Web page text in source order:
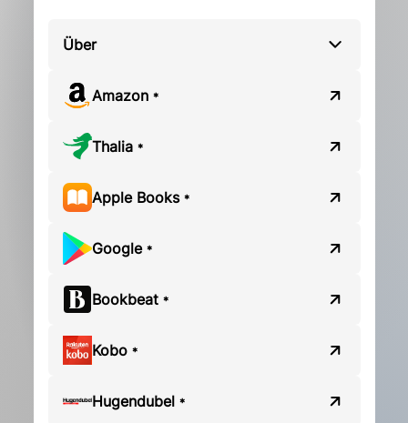
Über
Amazon *
Thalia *
Apple Books *
Google *
Bookbeat *
Kobo *
Hugendubel *